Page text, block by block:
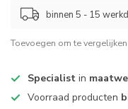
binnen 5 - 15
Toevoegen om te vergelijken
Specialist in
Voorraad producten